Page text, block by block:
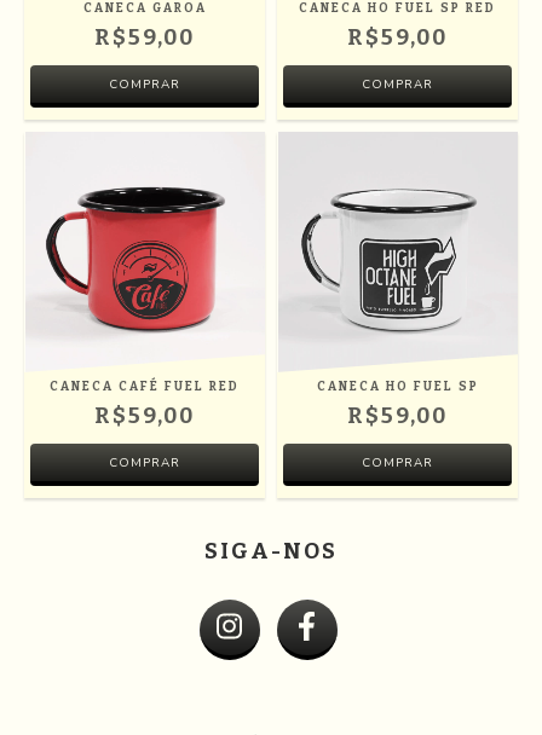
CANECA GAROA
R$59,00
CANECA HO FUEL SP RED
R$59,00
CANECA CAFÉ FUEL RED
R$59,00
CANECA HO FUEL SP
R$59,00
SIGA-NOS